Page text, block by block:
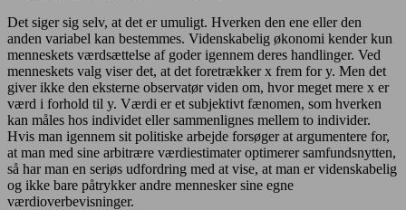
Det siger sig selv, at det er umuligt. Hverken den ene eller den
anden variabel kan bestemmes. Videnskabelig økonomi kender kun
menneskets værdsættelse af goder igennem deres handlinger. Ved
menneskets valg viser det, at det foretrækker x frem for y. Men det
giver ikke den eksterne observatør viden om, hvor meget mere x er
værd i forhold til y. Værdi er et subjektivt fænomen, som hverken
kan måles hos individet eller sammenlignes mellem to individer.
Hvis man igennem sit politiske arbejde forsøger at argumentere for,
at man med sine arbitrære værdiestimater optimerer samfundsnytten,
så har man en seriøs udfordring med at vise, at man er videnskabelig
og ikke bare påtrykker andre mennesker sine egne
værdioverbevisninger.